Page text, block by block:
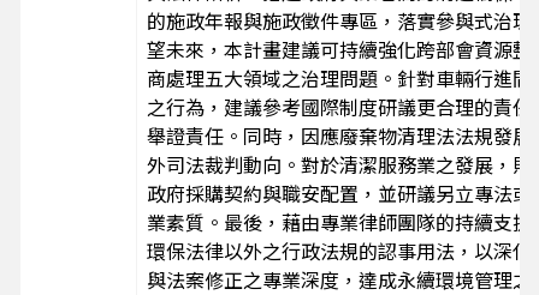
的施政年報與施政徵件專區，落實參與式治
望未來，本計畫建議可持續強化跨部會資源
商處理五大領域之治理問題。針對車輛行進
之行為，建議參考國際制度研議更合理的責
舉證責任。同時，因應廢棄物清理法法規發
外司法裁判動向。對於清潔服務業之發展，
政府採購契約與職安配置，並研議另立專法
業素質。最後，藉由專業律師團隊的持續支
環保法律以外之行政法規的認事用法，以深
與法案修正之專業深度，達成永續環境管理之